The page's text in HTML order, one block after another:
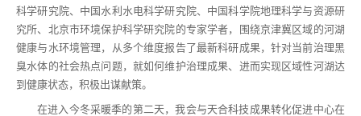
科学研究院、中国水利水电科学研究院、中国科学院地理科学与资源研
究所、北京市环境保护科学研究院的专家学者，围绕京津冀区域的河湖
健康与水环境管理，从多个维度报告了最新科研成果，针对当前治理黑
臭水体的社会热点问题，就如何维护治理成果、进而实现区域性河湖达
到健康状态，积极出谋献策。
在进入今冬采暖季的第二天，我会与天合科技成果转化促进中心在